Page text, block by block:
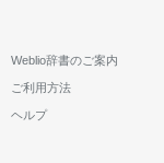
Weblio辞書のご案内
ご利用方法
ヘルプ